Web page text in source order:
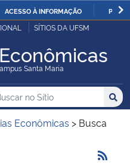
O
ACESSO À INFORMAÇÃO
SÍTIOS DA UFSM
Santa Maria
no no Sítio
Econômicas > Busca